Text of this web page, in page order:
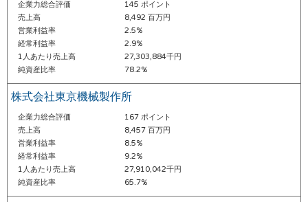
企業力総合評価
145 ポイント
売上高
8,492 百万円
営業利益率
2.5%
経常利益率
2.9%
1人あたり売上高
27,303,884千円
純資産比率
78.2%
株式会社東京機械製作所
企業力総合評価
167 ポイント
売上高
8,457 百万円
営業利益率
8.5%
経常利益率
9.2%
1人あたり売上高
27,910,042千円
純資産比率
65.7%